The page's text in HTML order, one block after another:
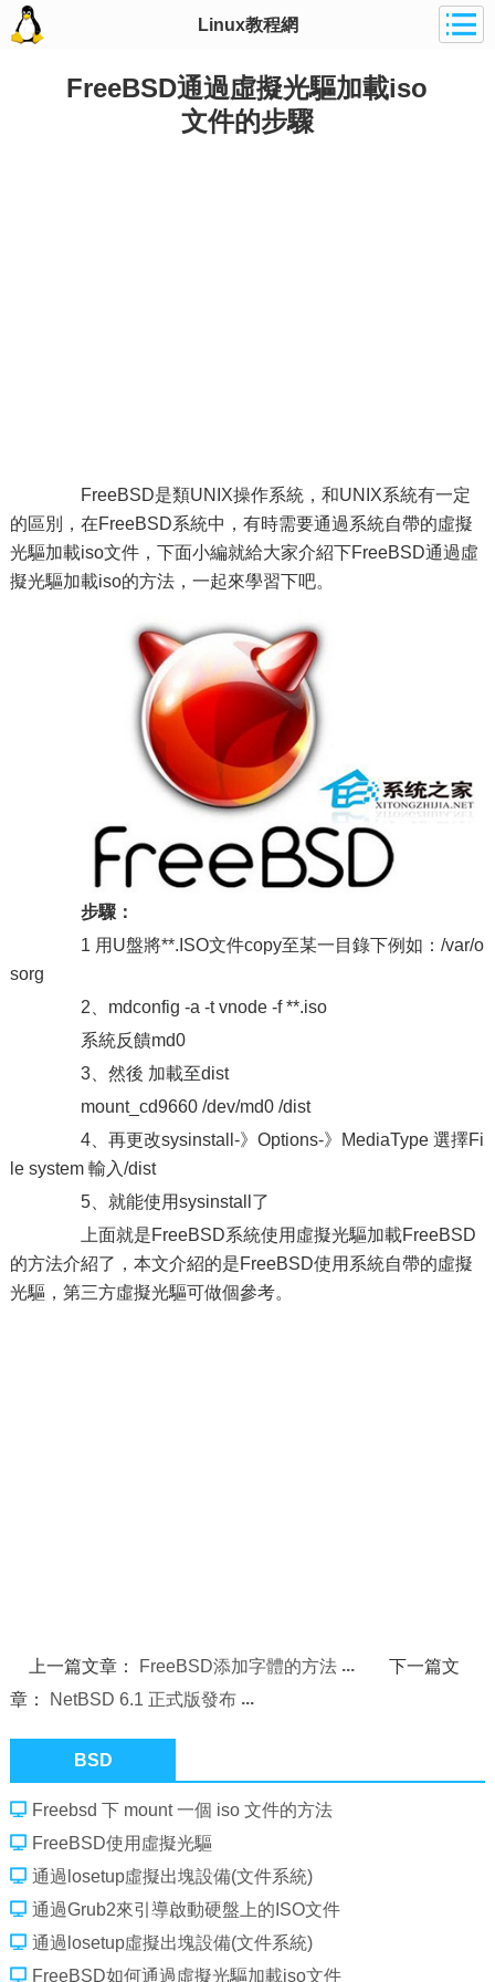
Linux教程網
FreeBSD通過虛擬光驅加載iso
文件的步驟
FreeBSD是類UNIX操作系統，和UNIX系統有一定
的區別，在FreeBSD系統中，有時需要通過系統自帶的虛擬
光驅加載iso文件，下面小編就給大家介紹下FreeBSD通過虛
擬光驅加載iso的方法，一起來學習下吧。
步驟：
1 用U盤將**.ISO文件copy至某一目錄下例如：/var/o
sorg
2、mdconfig -a -t vnode -f **.iso
系統反饋md0
3、然後 加載至dist
mount_cd9660 /dev/md0 /dist
4、再更改sysinstall-》Options-》MediaType 選擇Fi
le system 輸入/dist
5、就能使用sysinstall了
上面就是FreeBSD系統使用虛擬光驅加載FreeBSD
的方法介紹了，本文介紹的是FreeBSD使用系統自帶的虛擬
光驅，第三方虛擬光驅可做個參考。
上一篇文章： FreeBSD添加字體的方法
下一篇文
章：
NetBSD 6.1 正式版發布
BSD
Freebsd 下 mount 一個 iso 文件的方法
FreeBSD使用虛擬光驅
通過losetup虛擬出塊設備(文件系統)
通過Grub2來引導啟動硬盤上的ISO文件
通過losetup虛擬出塊設備(文件系統)
FreeBSD如何通過虛擬光驅加載iso文件